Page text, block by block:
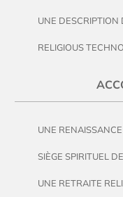
UNE DESCRIPTION
RELIGIOUS
UNE RENAISSANCE
SIÈGE SPIRITUEL
UNE RETRAITE